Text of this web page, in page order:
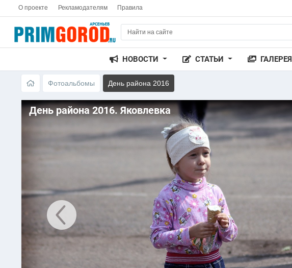
О проекте Рекламодателям Правила
НОВОСТИ СТАТЬИ ГАЛЕРЕЯ
Фотоальбомы День района 2016
День района 2016. Яковлевка